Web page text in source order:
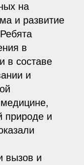
на
и развитие
в
в составе
и
медицине,
природе и
вызов и